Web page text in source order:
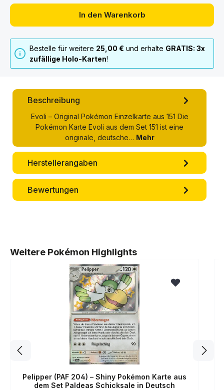
In den Warenkorb
Bestelle für weitere 25,00 € und erhalte GRATIS: 3x
zufällige Holo-Karten!
Beschreibung
Evoli – Original Pokémon Einzelkarte aus 151 Die
Pokémon Karte Evoli aus dem Set 151 ist eine
originale, deutsche… Mehr
Herstellerangaben
Bewertungen
Produktgalerie überspringen
Weitere Pokémon Highlights
Pelipper (PAF 204) – Shiny Pokémon Karte aus
dem Set Paldeas Schicksale in Deutsch